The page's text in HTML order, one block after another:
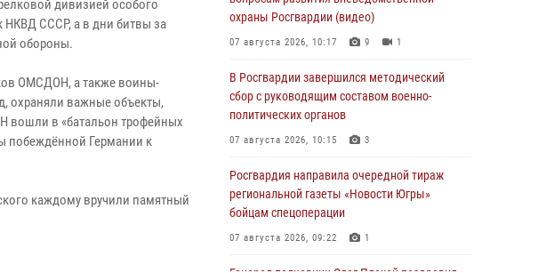
дивизией особого
СССР, а в дни битвы за
обороны.
ОМСДОН, а также воины-
охраняли важные объекты,
вошли в «батальон трофейных
побеждённой Германии к
каждому вручили памятный
охраны Росгвардии (видео)
07 августа 2026, 10:17 9 1
В Росгвардии завершился методический
сбор с руководящим составом военно-
политических органов
07 августа 2026, 10:15 3
Росгвардия направила очередной тираж
региональной газеты «Новости Югры»
бойцам спецоперации
07 августа 2026, 09:22 1